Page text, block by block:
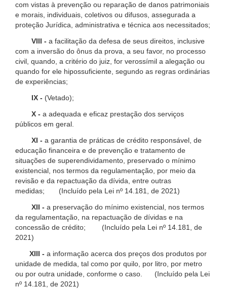
com vistas à prevenção ou reparação de danos patrimoniais
e morais, individuais, coletivos ou difusos, assegurada a
proteção Jurídica, administrativa e técnica aos necessitados;
VIII - a facilitação da defesa de seus direitos, inclusive
com a inversão do ônus da prova, a seu favor, no processo
civil, quando, a critério do juiz, for verossímil a alegação ou
quando for ele hipossuficiente, segundo as regras ordinárias
de experiências;
IX - (Vetado);
X - a adequada e eficaz prestação dos serviços
públicos em geral.
XI - a garantia de práticas de crédito responsável, de
educação financeira e de prevenção e tratamento de
situações de superendividamento, preservado o mínimo
existencial, nos termos da regulamentação, por meio da
revisão e da repactuação da dívida, entre outras
medidas; (Incluído pela Lei nº 14.181, de 2021)
XII - a preservação do mínimo existencial, nos termos
da regulamentação, na repactuação de dívidas e na
concessão de crédito; (Incluído pela Lei nº 14.181, de
2021)
XIII - a informação acerca dos preços dos produtos por
unidade de medida, tal como por quilo, por litro, por metro
ou por outra unidade, conforme o caso. (Incluído pela Lei
nº 14.181, de 2021)